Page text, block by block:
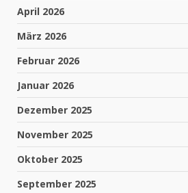
April 2026
März 2026
Februar 2026
Januar 2026
Dezember 2025
November 2025
Oktober 2025
September 2025